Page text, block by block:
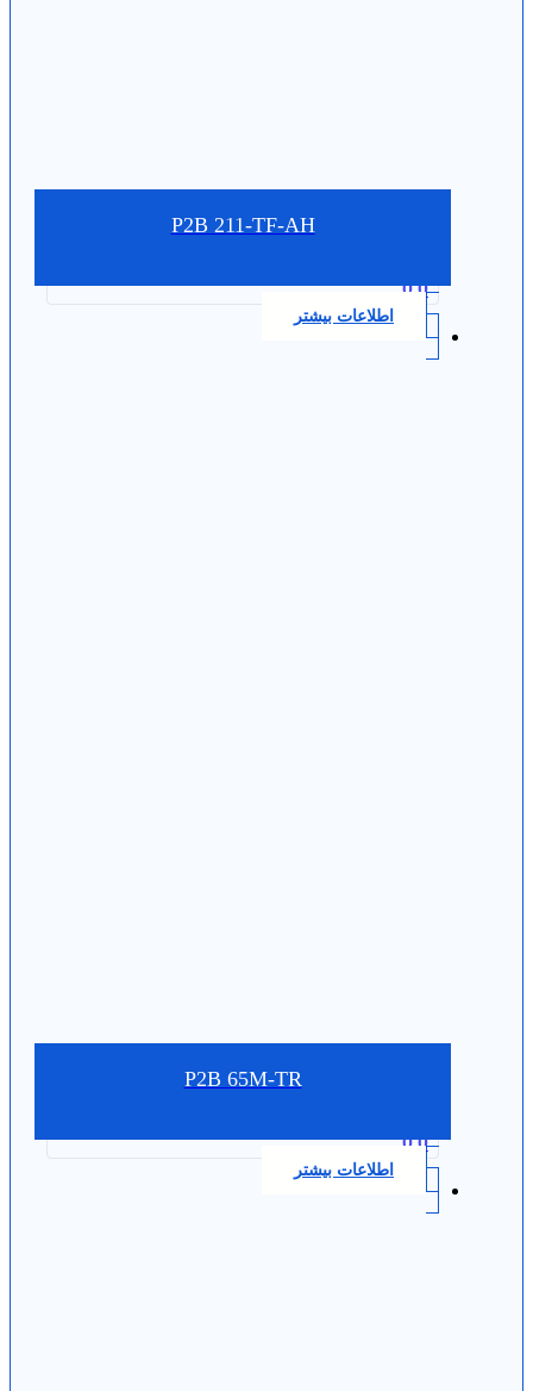
P2B 211-TF-AH
0.0
اطلاعات بیشتر
P2B 65M-TR
0.0
اطلاعات بیشتر